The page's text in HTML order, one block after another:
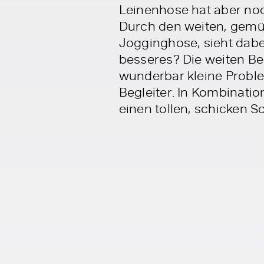
Leinenhose hat aber
Durch den weiten,
Jogginghose, sieht
besseres? Die weiten
wunderbar kleine
Begleiter. In
einen tollen, schicken